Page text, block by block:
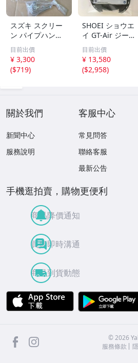
スズキ スクリー
ン パイプハンド
ル用 スクリーン
新品 当時物 コレ
ダスポーツ？ セ
ルペット？ 車種
目前出價
¥ 3,300
($719)
SHOEI ショウエ
イ GT-Air ジーテ
ィーエアー 内装
セット Lサイズ用
目前出價
¥ 13,580
($2,958)
關於我們
新聞中心
服務說明
客服中心
常見問答
聯絡客服
最新公告
手機逛拍賣，購物更便利
商品降價通知
買賣即時溝通
商品到貨動態
APP Store
facebook ©2026
服務條款